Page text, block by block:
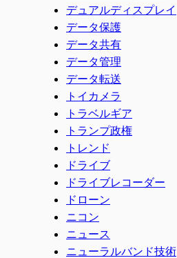
デュアルディスプレイ
データ保護
データ共有
データ管理
データ転送
トイカメラ
トラベルギア
トランプ政権
トレンド
ドライブ
ドライブレコーダー
ドローン
ニコン
ニュース
ニューラルバンド技術